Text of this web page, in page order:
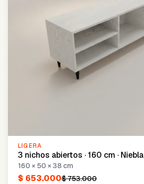
LIGERA
3 nichos abiertos · 160 cm · Niebla
160 × 50 × 38 cm
$ 653.000$ 753.000